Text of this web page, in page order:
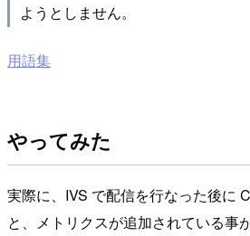
ようとしません。
用語集
やってみた
実際に、IVS で配信を行なった後に
と、メトリクスが追加されている事